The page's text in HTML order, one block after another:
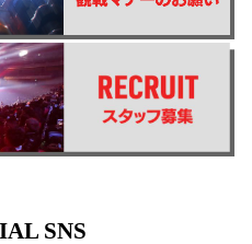
SNS